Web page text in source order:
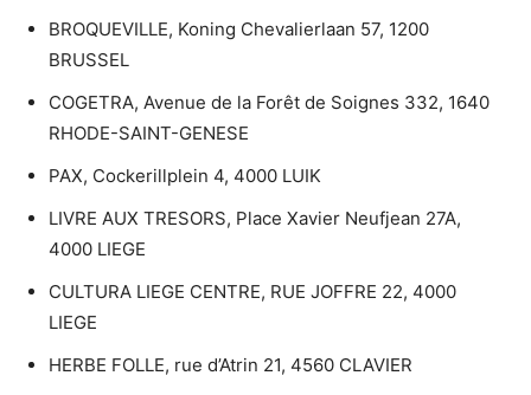
BROQUEVILLE, Koning Chevalierlaan 57, 1200
BRUSSEL
COGETRA, Avenue de la Forêt de Soignes 332, 1640
RHODE-SAINT-GENESE
PAX, Cockerillplein 4, 4000 LUIK
LIVRE AUX TRESORS, Place Xavier Neufjean 27A,
4000 LIEGE
CULTURA LIEGE CENTRE, RUE JOFFRE 22, 4000
LIEGE
HERBE FOLLE, rue d’Atrin 21, 4560 CLAVIER